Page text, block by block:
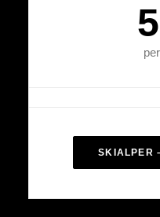
SKIALPER